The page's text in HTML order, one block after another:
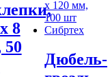
8
Дюбель-